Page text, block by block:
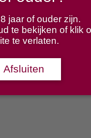
jaar of ouder zijn.
te bekijken of klik
te verlaten.
Afsluiten